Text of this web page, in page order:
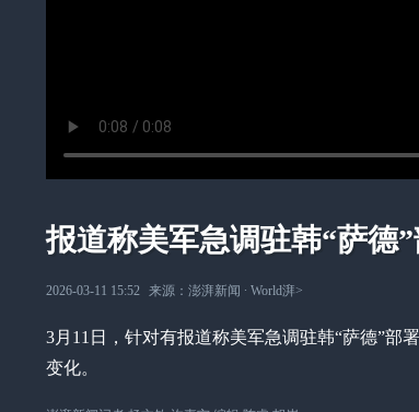
报道称美军急调驻韩“萨德
2026-03-11 15:52 来源： 澎湃新闻 ∙ World湃>
3月11日，针对有报道称美军急调驻韩“萨德”部
变化。